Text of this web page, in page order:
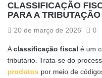
CLASSIFICAÇÃO
PARA A TRIBUTAÇÃO
20 de março de 2026 0
Aclassificação fiscal é um
tributário. Trata-se do
produtos por meio de